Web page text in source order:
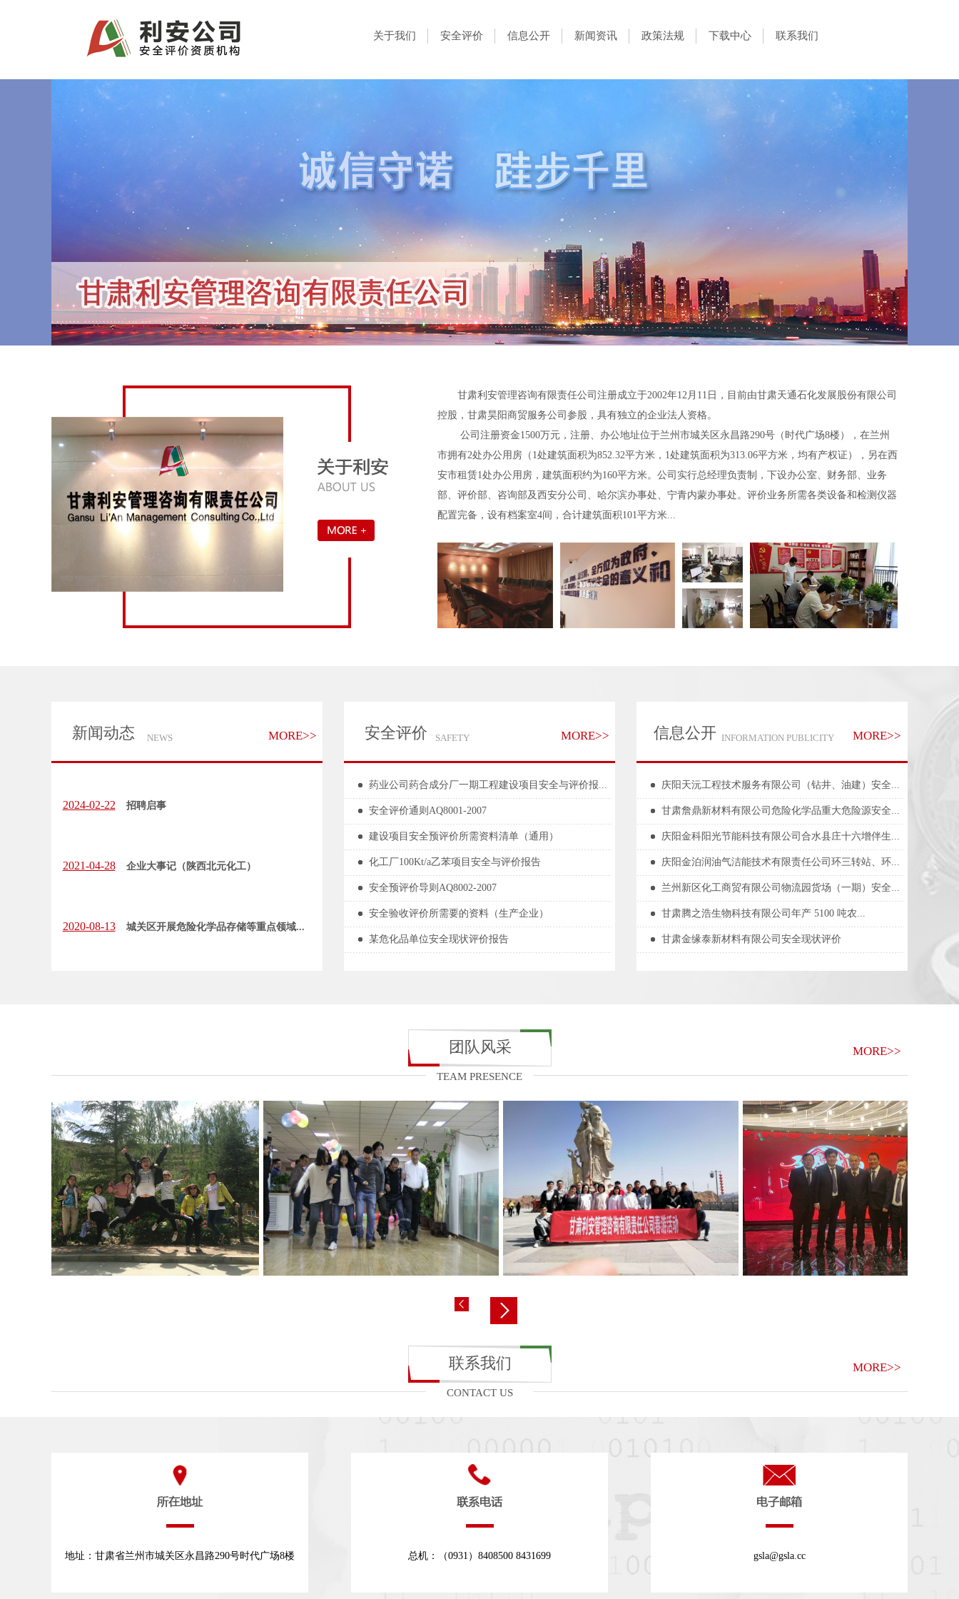
关于我们 安全评价 信息公开 新闻资讯 政策法规 下载中心 联系我们
甘肃利安管理咨询有限责任公司注册成立于2002年12月11日，目前由甘肃天通石化发展股份有限公司
控股，甘肃昊阳商贸服务公司参股，具有独立的企业法人资格。
公司注册资金1500万元，注册、办公地址位于兰州市城关区永昌路290号（时代广场8楼），在兰州
市拥有2处办公用房（1处建筑面积为852.32平方米，1处建筑面积为313.06平方米，均有产权证），另在西
安市租赁1处办公用房，建筑面积约为160平方米。公司实行总经理负责制，下设办公室、财务部、业务
部、评价部、咨询部及西安分公司、哈尔滨办事处、宁青内蒙办事处。评价业务所需各类设备和检测仪器
配置完备，设有档案室4间，合计建筑面积101平方米...
新闻动态 NEWS MORE>>
2024-02-22 招聘启事
2021-04-28 企业大事记（陕西北元化工）
2020-08-13 城关区开展危险化学品存储等重点领域...
安全评价 SAFETY MORE>>
药业公司药合成分厂一期工程建设项目安全与评价报...
安全评价通则AQ8001-2007
建设项目安全预评价所需资料清单（通用）
化工厂100Kt/a乙苯项目安全与评价报告
安全预评价导则AQ8002-2007
安全验收评价所需要的资料（生产企业）
某危化品单位安全现状评价报告
信息公开 INFORMATION PUBLICITY MORE>>
庆阳天沅工程技术服务有限公司（钻井、油建）安全...
甘肃詹鼎新材料有限公司危险化学品重大危险源安全...
庆阳金科阳光节能科技有限公司合水县庄十六增伴生...
庆阳金泊润油气洁能技术有限责任公司环三转站、环...
兰州新区化工商贸有限公司物流园货场（一期）安全...
甘肃腾之浩生物科技有限公司年产 5100 吨农...
甘肃金缘泰新材料有限公司安全现状评价
团队风采 MORE>>
TEAM PRESENCE
.. .. ..
联系我们 MORE>>
CONTACT US
地址：甘肃省兰州市城关区永昌路290号时代广场8楼 总机：（0931）8408500 8431699 gsla@gsla.cc